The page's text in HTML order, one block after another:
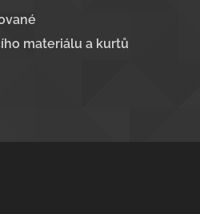
materiálu a kurtů